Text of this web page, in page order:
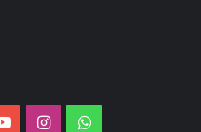
YouTubeInstagramWhatsApp